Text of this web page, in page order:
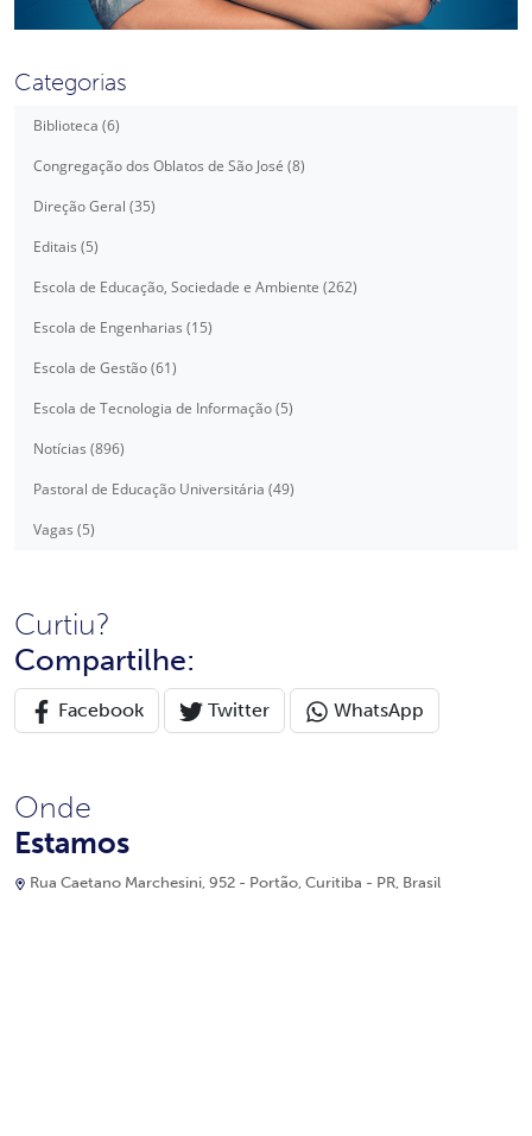
Categorias
Biblioteca (6)
Congregação dos Oblatos de São José (8)
Direção Geral (35)
Editais (5)
Escola de Educação, Sociedade e Ambiente (262)
Escola de Engenharias (15)
Escola de Gestão (61)
Escola de Tecnologia de Informação (5)
Notícias (896)
Pastoral de Educação Universitária (49)
Vagas (5)
Curtiu?
Compartilhe:
Facebook Twitter WhatsApp
Onde
Estamos
Rua Caetano Marchesini, 952 - Portão, Curitiba - PR, Brasil